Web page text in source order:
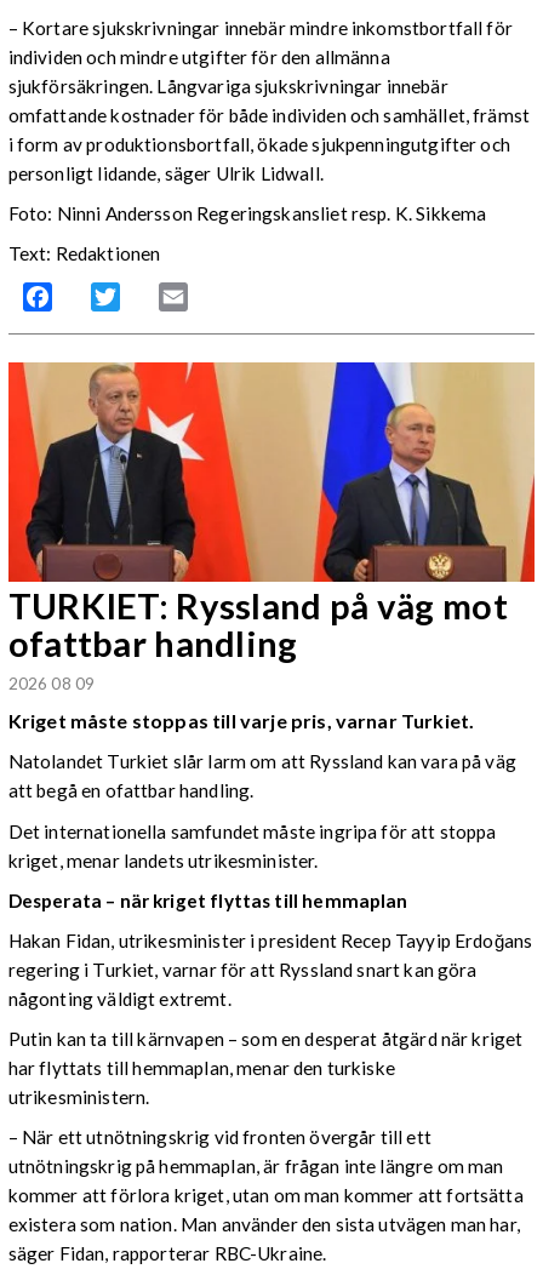
– Kortare sjukskrivningar innebär mindre inkomst­bortfall för
individen och mindre utgifter för den allmänna
sjukförsäkringen. Långvariga sjukskrivningar innebär
omfattande kostnader för både individen och samhället, främst
i form av produktions­bortfall, ökade sjukpenning­utgifter och
personligt lidande, säger Ulrik Lidwall.
Foto: Ninni Andersson Regeringskansliet resp. K. Sikkema
Text: Redaktionen
Facebook Twitter
TURKIET: Ryssland på väg mot
ofattbar handling
2026 08 09
Kriget måste stoppas till varje pris, varnar Turkiet.
Natolandet Turkiet slår larm om att Ryssland kan vara på väg
att begå en ofattbar handling.
Det internationella samfundet måste ingripa för att stoppa
kriget, menar landets utrikesminister.
Desperata – när kriget flyttas till hemmaplan
Hakan Fidan, utrikesminister i president Recep Tayyip Erdoğans
regering i Turkiet, varnar för att Ryssland snart kan göra
någonting väldigt extremt.
Putin kan ta till kärnvapen – som en desperat åtgärd när kriget
har flyttats till hemmaplan, menar den turkiske
utrikesministern.
– När ett utnötningskrig vid fronten övergår till ett
utnötningskrig på hemmaplan, är frågan inte längre om man
kommer att förlora kriget, utan om man kommer att fortsätta
existera som nation. Man använder den sista utvägen man har,
säger Fidan, rapporterar RBC-Ukraine.